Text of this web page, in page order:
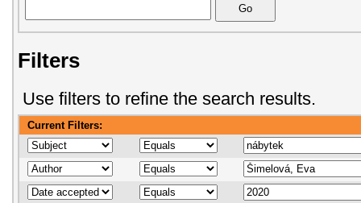
Filters
Use filters to refine the search results.
Current Filters: